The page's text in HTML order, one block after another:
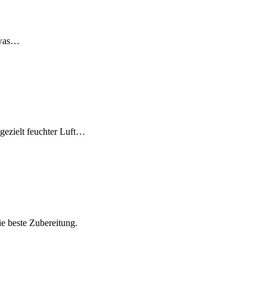
gezielt feuchter Luft…
beste Zubereitung.